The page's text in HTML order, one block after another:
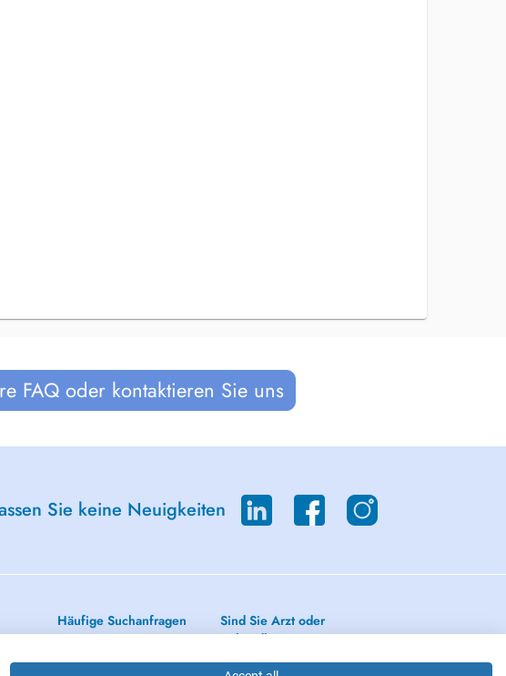
FAQ oder kontaktieren Sie uns
Sie keine Neuigkeiten
Häufige Suchanfragen
Sind Sie Arzt oder
Behandler?